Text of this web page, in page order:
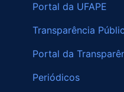
Portal da UFAPE
Transparência
Portal da
Periódicos